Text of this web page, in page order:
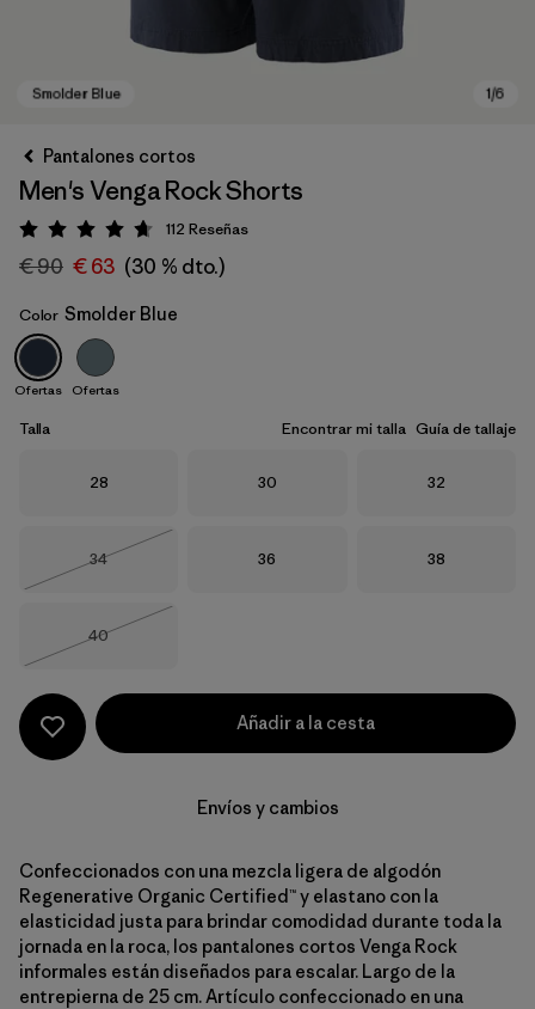
Smolder Blue
Pantalones cortos
Men's Venga Rock Shorts
Puntuación: 4.7 / 5
112 Reseñas
€ 90 € 63 (30 % dto.)
Color Smolder Blue
Ofertas Ofertas
Talla Encontrar mi talla Guía de tallaje
Talla
28 Talla
30 Talla
32
Talla
34
Talla
36 Talla
38
Talla
40
Añadir a la cesta
Envíos y cambios
Confeccionados con una mezcla ligera de algodón
Regenerative Organic Certified™ y elastano con la
elasticidad justa para brindar comodidad durante toda la
jornada en la roca, los pantalones cortos Venga Rock
informales están diseñados para escalar. Largo de la
entrepierna de 25 cm. Artículo confeccionado en una